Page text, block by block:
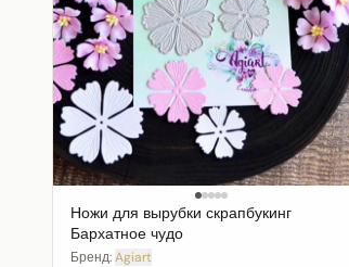
Ножи для вырубки скрапбукинг
Бархатное чудо
Бренд:Agiart